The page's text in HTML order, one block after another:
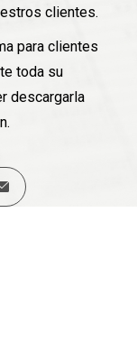
clientes.
para clientes
toda su
descargarla